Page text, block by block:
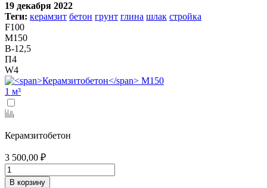
19 декабря 2022
Теги: керамзит бетон грунт глина шлак стройка
F100
М150
В-12,5
П4
W4
1 м³
Керамзитобетон
3 500,00 ₽
В корзину